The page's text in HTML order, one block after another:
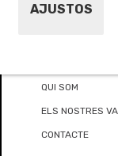
AJUSTOS
QUI SOM
ELS NOSTRES
CONTACTE